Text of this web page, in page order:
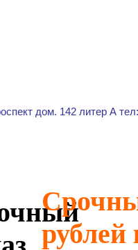
дом. 142 литер А
рублей